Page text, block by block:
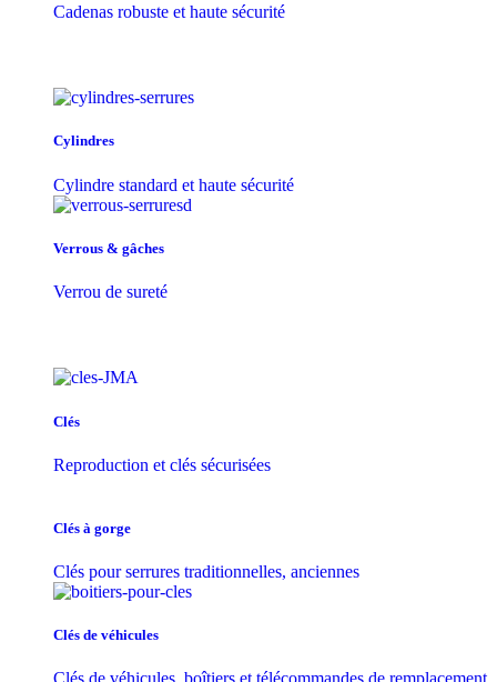
Cadenas robuste et haute sécurité
Cylindres
Cylindre standard et haute sécurité
Verrous & gâches
Verrou de sureté
Clés
Reproduction et clés sécurisées
Clés à gorge
Clés pour serrures traditionnelles, anciennes
Clés de véhicules